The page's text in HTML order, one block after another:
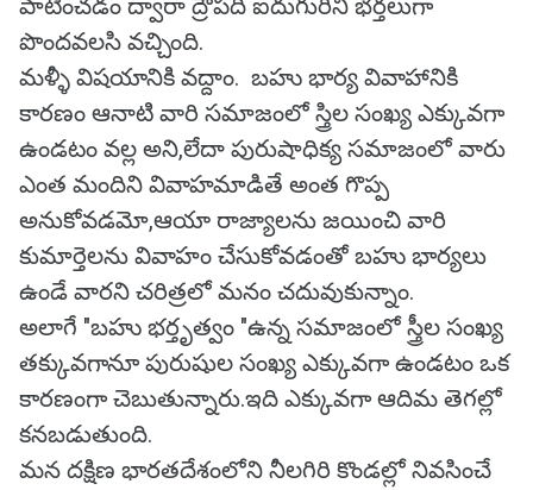
పాటించడం ద్వారా ద్రౌపది ఐదుగురిని భర్తలుగా
పొందవలసి వచ్చింది.
మళ్ళీ విషయానికి వద్దాం. బహు భార్య వివాహానికి
కారణం ఆనాటి వారి సమాజంలో స్త్రిల సంఖ్య ఎక్కువగా
ఉండటం వల్ల అని,లేదా పురుషాధిక్య సమాజంలో వారు
ఎంత మందిని వివాహమాడితే అంత గొప్ప
అనుకోవడమో,ఆయా రాజ్యాలను జయించి వారి
కుమార్తెలను వివాహం చేసుకోవడంతో బహు భార్యలు
ఉండే వారని చరిత్రలో మనం చదువుకున్నాం.
అలాగే "బహు భర్తృత్వం "ఉన్న సమాజంలో స్త్రీల సంఖ్య
తక్కువగానూ పురుషుల సంఖ్య ఎక్కువగా ఉండటం ఒక
కారణంగా చెబుతున్నారు.ఇది ఎక్కువగా ఆదిమ తెగల్లో
కనబడుతుంది.
మన దక్షిణ భారతదేశంలోని నీలగిరి కొండల్లో నివసించే